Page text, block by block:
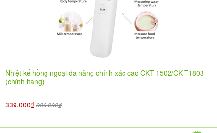
Nhiệt kế hồng ngoại đa năng chính xác cao CKT-1502/CK-T1803
(chính hãng)
339.000₫ 980.000₫